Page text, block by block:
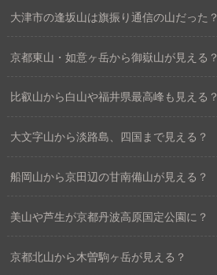
大津市の逢坂山は旗振り通信の山だった？
京都東山・如意ヶ岳から御嶽山が見える？
比叡山から白山や福井県最高峰も見える？
大文字山から淡路島、四国まで見える？
船岡山から京田辺の甘南備山が見える？
美山や芦生が京都丹波高原国定公園に？
京都北山から木曽駒ヶ岳が見える？